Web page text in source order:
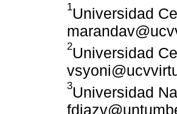
1Universidad
2Universidad
3Universidad